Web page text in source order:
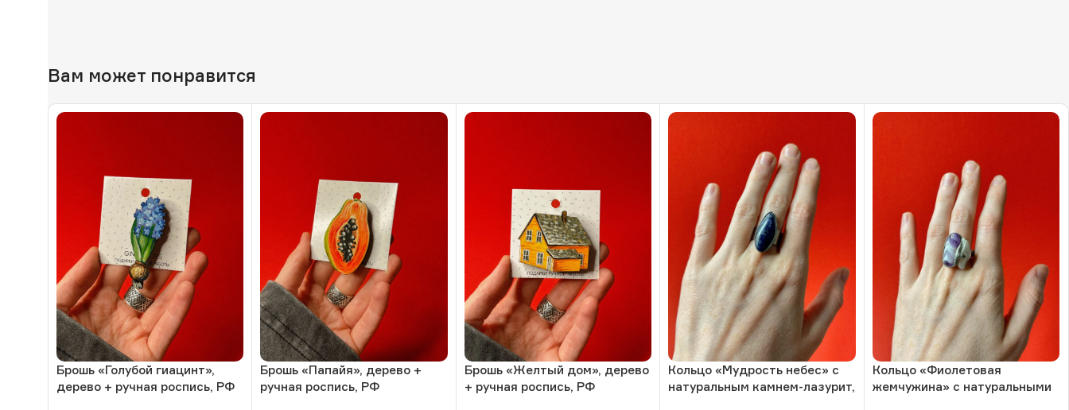
Вам может понравится
Брошь «Голубой гиацинт»,
дерево + ручная роспись, РФ
Брошь «Папайя», дерево +
ручная роспись, РФ
Брошь «Желтый дом», дерево
+ ручная роспись, РФ
Кольцо «Мудрость небес» с
натуральным камнем-лазурит,
Кольцо «Фиолетовая
жемчужина» с натуральными